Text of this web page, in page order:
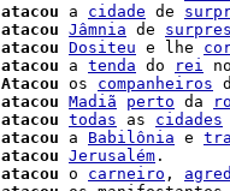
atacou a cidade de
atacou Jâmnia de
atacou Dositeu e lhe
atacou a tenda do rei
Atacou os companheiros
atacou Madiã perto da
atacou todas as cidades
atacou a Babilônia e
atacou Jerusalém .
atacou o carneiro ,